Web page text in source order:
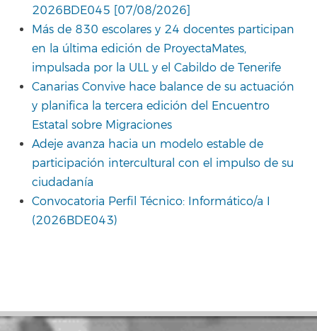
2026BDE045 [07/08/2026]
Más de 830 escolares y 24 docentes participan
en la última edición de ProyectaMates,
impulsada por la ULL y el Cabildo de Tenerife
Canarias Convive hace balance de su actuación
y planifica la tercera edición del Encuentro
Estatal sobre Migraciones
Adeje avanza hacia un modelo estable de
participación intercultural con el impulso de su
ciudadanía
Convocatoria Perfil Técnico: Informático/a I
(2026BDE043)